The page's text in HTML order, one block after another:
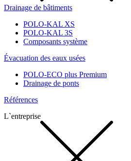
Drainage de bâtiments
POLO-KAL XS
POLO-KAL 3S
Composants système
Évacuation des eaux usées
POLO-ECO plus Premium
Drainage de ponts
Références
L`entreprise